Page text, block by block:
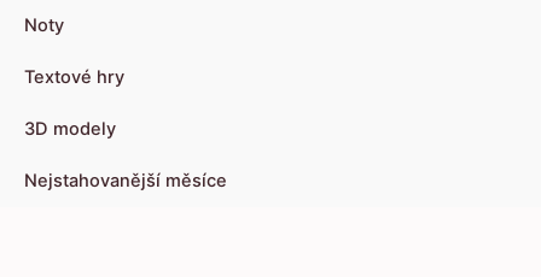
Noty
Textové hry
3D modely
Nejstahovanější měsíce